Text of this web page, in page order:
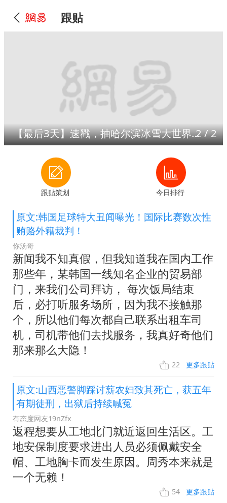
跟贴
【最后3天】速戳，抽哈尔滨冰雪大世界门票！2/2
跟贴策划 今日排行
原文:韩国足球特大丑闻曝光！国际比赛数次性
贿赂外籍裁判！
你汤哥
新闻我不知真假，但我知道我在国内工作
那些年，某韩国一线知名企业的贸易部
门，来我们公司拜访， 每次饭局结束
后，必打听服务场所，因为我不接触那
个，所以他们每次都自己联系出租车司
机，司机带他们去找服务，我真好奇他们
那来那么大隐！
22 更多跟贴
原文:山西恶警脚踩讨薪农妇致其死亡，获五年
有期徒刑，出狱后持续喊冤
有态度网友19nZfx
返程想要从工地北门就近返回生活区。工
地安保制度要求进出人员必须佩戴安全
帽、工地胸卡而发生原因。周秀本来就是
一个无赖！
54 更多跟贴